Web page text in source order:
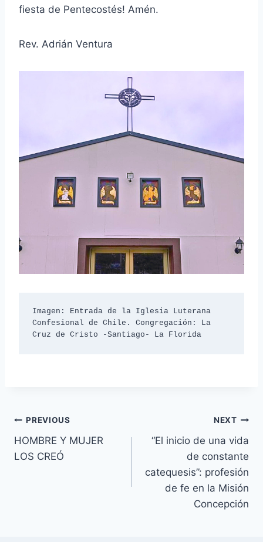
fiesta de Pentecostés! Amén.
Rev. Adrián Ventura
Imagen: Entrada de la Iglesia Luterana
Confesional de Chile. Congregación: La
Cruz de Cristo -Santiago- La Florida
Navegación
de
PREVIOUS
HOMBRE Y MUJER
LOS CREÓ
NEXT
“El inicio de una vida
de constante
catequesis”: profesión
de fe en la Misión
Concepción